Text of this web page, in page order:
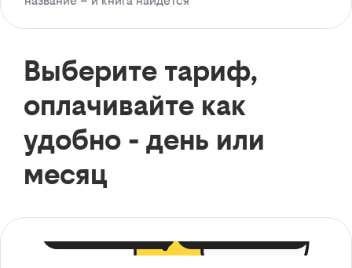
Выберите тариф,
оплачивайте как
удобно - день или
месяц